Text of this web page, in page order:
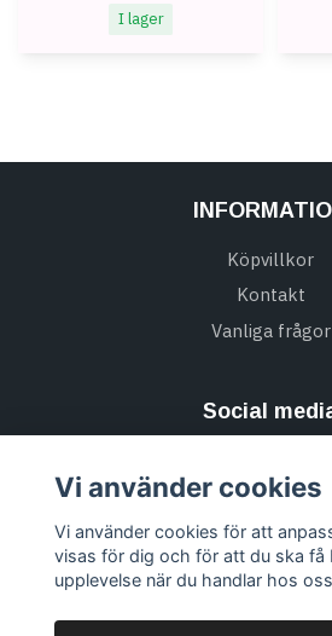
I lager
Köpvillkor
Kontakt
Vanliga frågor
Social
Missa inte alla nyheter &
nyhetsbrev
Vi använder cookies
Vi använder cookies för att
visas för dig och för att du ska få
upplevelse när du handlar hos